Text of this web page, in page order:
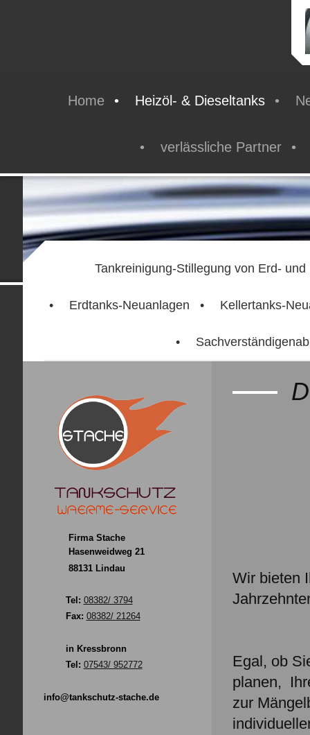
Home Heizöl- & Dieseltanks
verlässliche Partner
Tankreinigung-Stillegung von Erd- und
Erdtanks-Neuanlagen Kellertanks-
Wir bieten
Egal, ob
planen,
zur
Firma Stache
Hasenweidweg 21
88131 Lindau
Tel: 08382/ 3794
Fax: 08382/ 21264
in Kressbronn
Tel: 07543/ 952772
info@tankschutz-stache.de